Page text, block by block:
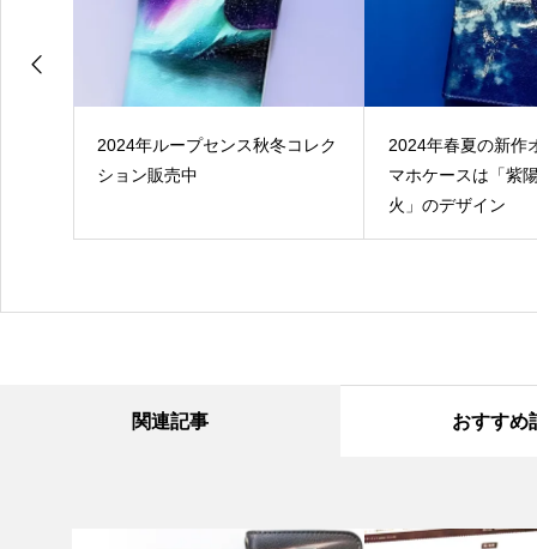
2024年ループセンス秋冬コレク
ション販売中
2024年春夏の新作
マホケースは「紫
火」のデザイン
関連記事 おすすめ